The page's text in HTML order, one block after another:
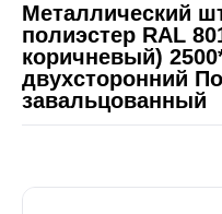
Металлический
полиэстер RAL
коричневый)
двухсторонний
завальцованный